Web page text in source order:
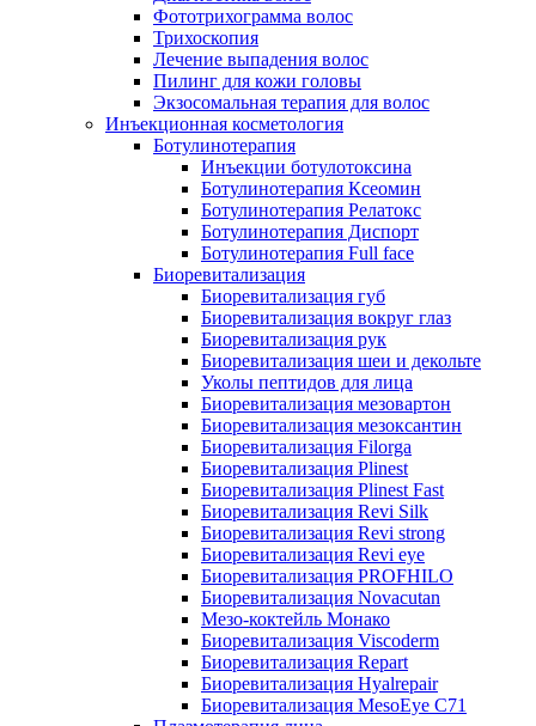
Фототрихограмма волос
Трихоскопия
Лечение выпадения волос
Пилинг для кожи головы
Экзосомальная терапия для волос
Инъекционная косметология
Ботулинотерапия
Инъекции ботулотоксина
Ботулинотерапия Ксеомин
Ботулинотерапия Релатокс
Ботулинотерапия Диспорт
Ботулинотерапия Full face
Биоревитализация
Биоревитализация губ
Биоревитализация вокруг глаз
Биоревитализация рук
Биоревитализация шеи и декольте
Уколы пептидов для лица
Биоревитализация мезовартон
Биоревитализация мезоксантин
Биоревитализация Filorga
Биоревитализация Plinest
Биоревитализация Plinest Fast
Биоревитализация Revi Silk
Биоревитализация Revi strong
Биоревитализация Revi eye
Биоревитализация PROFHILO
Биоревитализация Novacutan
Мезо-коктейль Монако
Биоревитализация Viscoderm
Биоревитализация Repart
Биоревитализация Hyalrepair
Биоревитализация MesoEye C71